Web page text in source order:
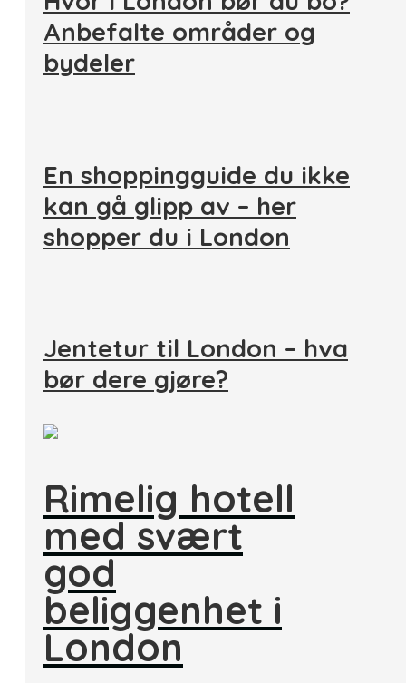
Anbefalte områder og
bydeler
En shoppingguide du ikke
kan gå glipp av – her
shopper du i London
Jentetur til London – hva
bør dere gjøre?
Rimelig hotell
med svært
god
beliggenhet i
London